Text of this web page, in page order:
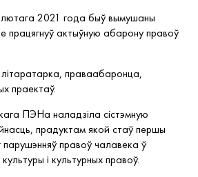
2021 года быў вымушаны
працягнуў актыўную абарону правоў
праваабаронца,
праектаў.
ПЭНа наладзіла сістэмную
прадуктам якой стаў першы
правоў чалавека ў
і культурных правоў.